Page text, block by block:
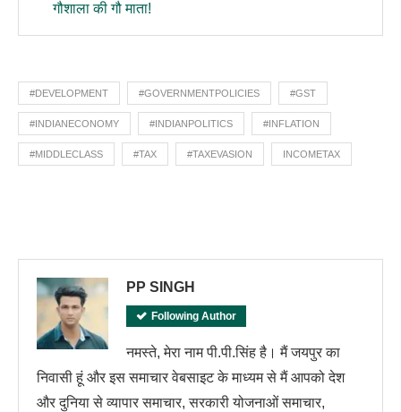
गौशाला की गौ माता!
#DEVELOPMENT #GOVERNMENTPOLICIES #GST
#INDIANECONOMY #INDIANPOLITICS #INFLATION
#MIDDLECLASS #TAX #TAXEVASION INCOMETAX
PP SINGH
Following Author
नमस्ते, मेरा नाम पी.पी.सिंह है। मैं जयपुर का
निवासी हूं और इस समाचार वेबसाइट के माध्यम से मैं आपको देश
और दुनिया से व्यापार समाचार, सरकारी योजनाओं समाचार,